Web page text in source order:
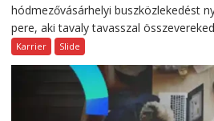
hódmezővásárhelyi buszközlekedést
pere, aki tavaly tavasszal
Karrier Slide